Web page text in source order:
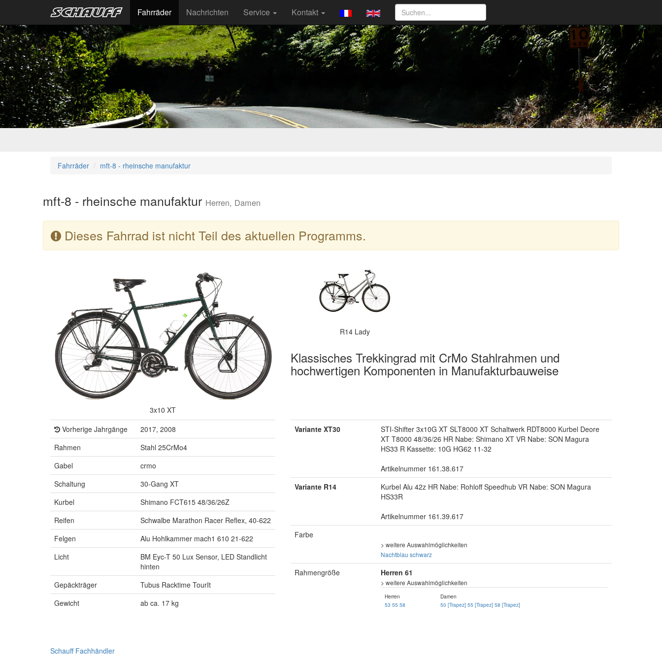
Fahrräder Nachrichten Service Kontakt
Fahrräder mft-8 - rheinsche manufaktur
mft-8 - rheinsche manufaktur Herren, Damen
Dieses Fahrrad ist nicht Teil des aktuellen Programms.
3x10 XT
R14 Lady
Klassisches Trekkingrad mit CrMo Stahlrahmen und
hochwertigen Komponenten in Manufakturbauweise
Vorherige Jahrgänge
2017, 2008
Rahmen
Stahl 25CrMo4
Gabel
crmo
Schaltung
30-Gang XT
Kurbel
Shimano FCT615 48/36/26Z
Reifen
Schwalbe Marathon Racer Reflex, 40-622
Felgen
Alu Hohlkammer mach1 610 21-622
Licht
BM Eyc-T 50 Lux Sensor, LED Standlicht
hinten
Gepäckträger
Tubus Racktime TourIt
Gewicht
ab ca. 17 kg
Variante XT30
STI-Shifter 3x10G XT SLT8000 XT Schaltwerk RDT8000 Kurbel Deore
XT T8000 48/36/26 HR Nabe: Shimano XT VR Nabe: SON Magura
HS33 R Kassette: 10G HG62 11-32
Artikelnummer 161.38.617
Variante R14
Kurbel Alu 42z HR Nabe: Rohloff Speedhub VR Nabe: SON Magura
HS33R
Artikelnummer 161.39.617
Farbe
> weitere Auswahlmöglichkeiten
Nachtblau schwarz
Rahmengröße Herren 61
> weitere Auswahlmöglichkeiten
Herren
53 55 58
Damen
50 [Trapez] 55 [Trapez] 58 [Trapez]
Schauff Fachhändler